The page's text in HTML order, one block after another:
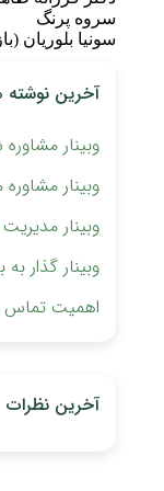
سروه پرنگ
سونیا بلوریان
آخرین نوشته
وبینار
وبینار
وبینار
وبینار گذار
اهمیت تماس
آخرین نظرات